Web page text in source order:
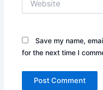
Save my name,
for the next time I